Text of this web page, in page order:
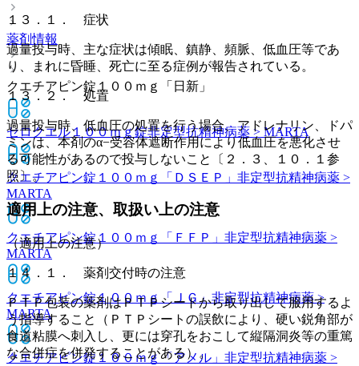
薬剤情報
クエチアピン錠１００ｍｇ「日新」
セロクエル１００ｍｇ錠非定型抗精神病薬 > MARTA
クエチアピン錠１００ｍｇ「ＤＳＥＰ」 非定型抗精神病薬 >
MARTA
クエチアピン錠１００ｍｇ「ＦＦＰ」 非定型抗精神病薬 >
MARTA
クエチアピン錠１００ｍｇ「ＪＧ」非定型抗精神病薬 >
MARTA
クエチアピン錠１００ｍｇ「アメル」 非定型抗精神病薬 >
１３．１． 症状
過量投与時、主な症状は傾眠、鎮静、頻脈、低血圧等であ
り、まれに昏睡、死亡に至る症例が報告されている。
１３．２． 処置
過量投与時、低血圧の処置を行う場合、アドレナリン、ドパ
ミンは、本剤のα−受容体遮断作用により低血圧を悪化させ
る可能性があるので投与しないこと〔２．３、１０．１参
照〕。
適用上の注意、取扱い上の注意
（適用上の注意）
１４．１． 薬剤交付時の注意
ＰＴＰ包装の薬剤はＰＴＰシートから取り出して服用するよ
う指導すること（ＰＴＰシートの誤飲により、硬い鋭角部が
食道粘膜へ刺入し、更には穿孔をおこして縦隔洞炎等の重篤
な合併症を併発することがある）。